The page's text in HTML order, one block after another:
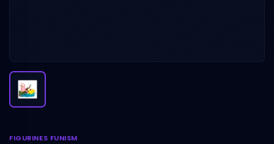
FIGURINES FUNISM